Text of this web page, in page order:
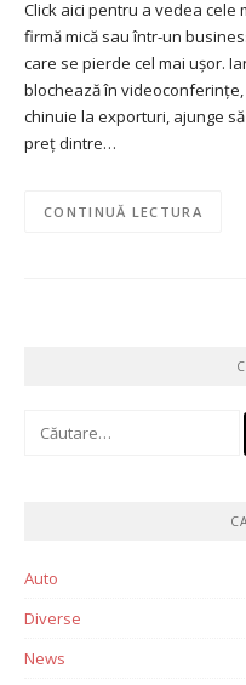
Click aici pentru a vedea
firmă mică sau într-un
care se pierde cel mai ușor.
blochează în
chinuie la exporturi, ajunge
preț dintre…
CONTINUĂ LECTURA
Caută
Auto
Diverse
News